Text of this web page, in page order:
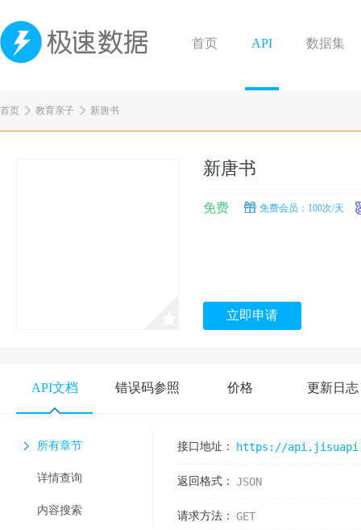
首页 API 数据集
首页 教育亲子 新唐书
新唐书
免费 免费会员：100次/天
立即申请
API文档 错误码参照 价格 更新日志
所有章节
详情查询
内容搜索
接口地址： https://
返回格式： JSON
请求方法： GET